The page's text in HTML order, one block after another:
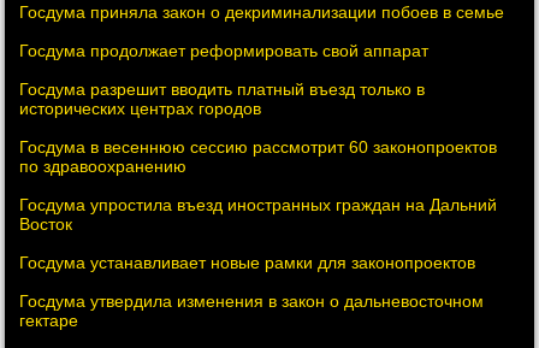
Госдума приняла закон о декриминализации побоев в семье
Госдума продолжает реформировать свой аппарат
Госдума разрешит вводить платный въезд только в
исторических центрах городов
Госдума в весеннюю сессию рассмотрит 60 законопроектов
по здравоохранению
Госдума упростила въезд иностранных граждан на Дальний
Восток
Госдума устанавливает новые рамки для законопроектов
Госдума утвердила изменения в закон о дальневосточном
гектаре